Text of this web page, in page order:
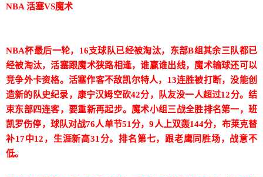
NBA 活塞VS魔术
NBA杯最后一轮，16支球队已经被淘汰，东部B组其余三队都已
经被淘汰，活塞跟魔术狭路相逢，谁赢谁出线，魔术输球还可以
竞争外卡资格。活塞作客不敌凯尔特人，13连胜被打断，没能创
造新的队史纪录，康宁汉姆空砍42分，队友没一人超过12分。结
束东部四连客，要重新再起步。魔术小组三战全胜排名第一，班
凯罗伤停，球队对战76人单节51分，9人上双轰144分，布莱克替
补17中12，生涯新高31分。排名第七，跟老鹰同胜场，战意不
低。